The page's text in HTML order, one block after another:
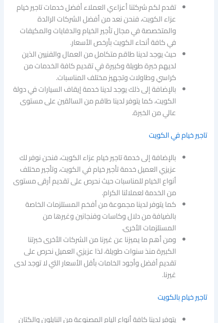
تقدم لكم شركتنا أعزاءي العملاء أفضل خدمات تاجير خيام
عزاء الكويت، فنحن نعد من أفضل الشركات الرائدة
والمتخصصة في مجال تأجير الخيام والدفايات والمكيفات
في كافة أنحاء الكويت بأرخص الأسعار.
حيث يوجد لدينا طاقم متكامل من العمال والفنيين الذين
لديهم خبرة طويلة وكبيرة في تقديم كافة الخدمات من
كراسي وطاولات وتجهيز مختلف المناسبات.
بالإضافة إلى ذلك يوجد لدينا خدمة إيقاف السيارات في دولة
الكويت، كما يتوفر لدينا طاقم من السائقين على مستوى
عالي من الخبرة.
تاجير خيام في الكويت
بالإضافة إلى خدمة تاجير خيام عزاء الكويت، فنحن نوفر لك
عزيزي العميل خدمة تأجير خيام في الكويت، وتأجير مختلف
أنواع الخيام للمناسبات حيث نحرص على تقديم أرقى مستوى
من الخدمة لعملائنا الكرام.
كما يتوفر لدينا مجموعة من أفخم المستلزمات الخاصة
بالضيافة من دلال وكاسات وفنجانين وغيرها من
المستلزمات الأخرى.
ومن أهم ما يميزنا عن غيرنا من الشركات الأخرى خبرتنا
الكبيرة منذ سنوات طويلة، لذا عزيزي العميل نحرص على
تقديم أفضل وأجود الخامات بأقل الأسعار التي لا توجد لدى
غيرنا.
تاجير خيام بالكويت
يتوفر لدينا كافة أنواع اليام المصنوعة من النايلون والكتان